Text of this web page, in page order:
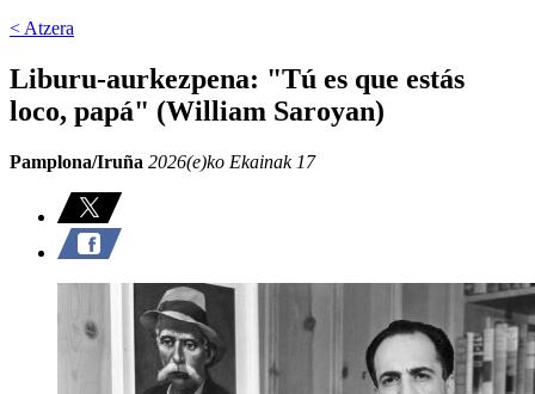
< Atzera
Liburu-aurkezpena: "Tú es que estás
loco, papá" (William Saroyan)
Pamplona/Iruña 2026(e)ko Ekainak 17